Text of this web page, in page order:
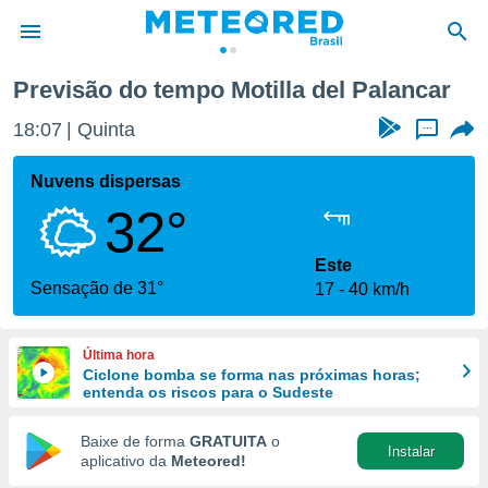
da
fornecidas
a este
das
e
forma
digital
Previsão do tempo Motilla del Palancar
18:07 Quinta ...
Nuvens dispersas
32°
Sensação de 31°
Este
17
40 km/h
Última hora
Ciclone bomba se forma nas próximas horas;
entenda os riscos para o Sudeste
Baixe de forma GRATUITA o
aplicativo da Meteored!
Instalar